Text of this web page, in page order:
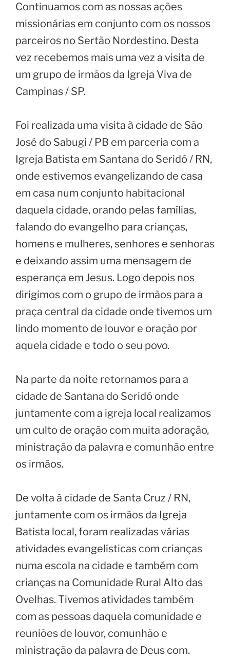
Continuamos com as nossas ações
missionárias em conjunto com os nossos
parceiros no Sertão Nordestino. Desta
vez recebemos mais uma vez a visita de
um grupo de irmãos da Igreja Viva de
Campinas / SP.
Foi realizada uma visita à cidade de São
José do Sabugi / PB em parceria com a
Igreja Batista em Santana do Seridó / RN,
onde estivemos evangelizando de casa
em casa num conjunto habitacional
daquela cidade, orando pelas famílias,
falando do evangelho para crianças,
homens e mulheres, senhores e senhoras
e deixando assim uma mensagem de
esperança em Jesus. Logo depois nos
dirigimos com o grupo de irmãos para a
praça central da cidade onde tivemos um
lindo momento de louvor e oração por
aquela cidade e todo o seu povo.
Na parte da noite retornamos para a
cidade de Santana do Seridó onde
juntamente com a igreja local realizamos
um culto de oração com muita adoração,
ministração da palavra e comunhão entre
os irmãos.
De volta à cidade de Santa Cruz / RN,
juntamente com os irmãos da Igreja
Batista local, foram realizadas várias
atividades evangelísticas com crianças
numa escola na cidade e também com
crianças na Comunidade Rural Alto das
Ovelhas. Tivemos atividades também
com as pessoas daquela comunidade e
reuniões de louvor, comunhão e
ministração da palavra de Deus com.